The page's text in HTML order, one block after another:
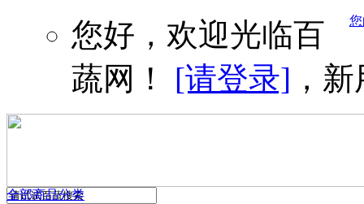
您好，欢迎光临百
蔬网！ [请登录] ，
全部商品分类